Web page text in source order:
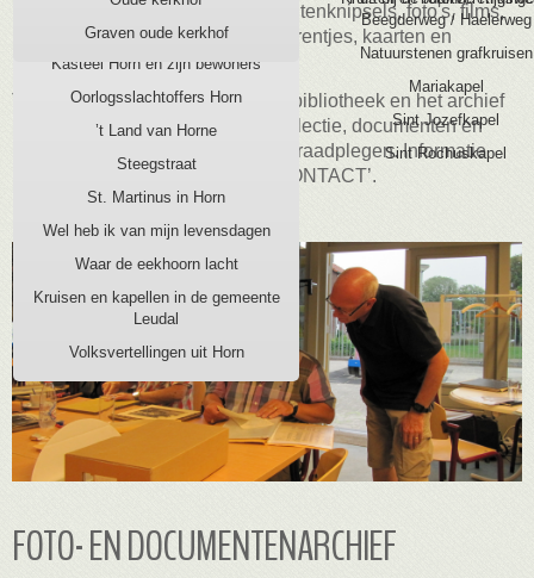
Kasteel Horn, burcht aan de Maas
Kasteel Horn en zijn bewoners
Oorlogsslachtoffers Horn
’t Land van Horne
Steegstraat
St. Martinus in Horn
Wel heb ik van mijn levensdagen
Waar de eekhoorn lacht
Kruisen en kapellen in de gemeente
Leudal
Volksvertellingen uit Horn
Beegderweg / Haelerweg
Natuurstenen grafkruisen
Mariakapel
Sint Jozefkapel
Sint Rochuskapel
Graven oude kerkhof
met onder meer documenten, krantenknipsels, foto's, films,
boeken, prenten, bid- en gedenkprentjes, kaarten en
publicaties.
Tijdens de inloopmiddagen is de bibliotheek en het archief
in te zien. Een deel van de fotocollectie, documenten en
bidprentjes is via deze website te raadplegen. Informatie
kunt u ook vragen via de knop ‘CONTACT’.
FOTO- EN DOCUMENTENARCHIEF